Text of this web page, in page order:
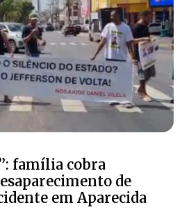
família cobra
de
em Aparecida